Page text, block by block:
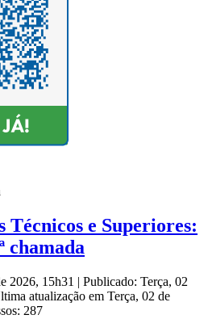
Técnicos e Superiores:
chamada
2026, 15h31 | Publicado: Terça, 02
atualização em Terça, 02 de
287